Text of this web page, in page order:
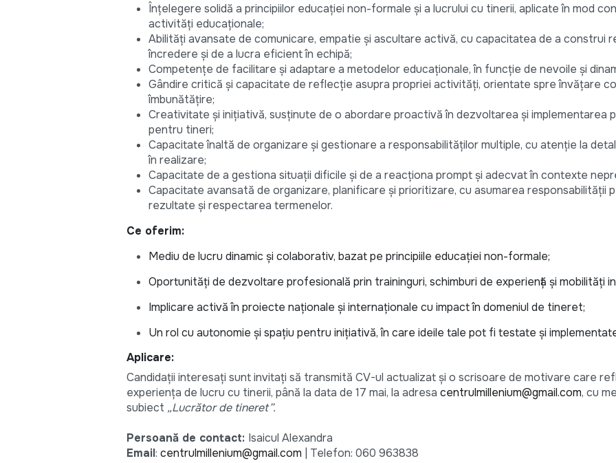
Înțelegere solidă a principiilor educației non-formale și a lucrului cu tinerii, aplicate în mod
activități educaționale;
Abilități avansate de comunicare, empatie și ascultare activă, cu capacitatea de a construi
încredere și de a lucra eficient în echipă;
Competențe de facilitare și adaptare a metodelor educaționale, în funcție de nevoile și
Gândire critică și capacitate de reflecție asupra propriei activități, orientate spre învățare
îmbunătățire;
Creativitate și inițiativă, susținute de o abordare proactivă în dezvoltarea și implementarea
pentru tineri;
Capacitate înaltă de organizare și gestionare a responsabilităților multiple, cu atenție la
în realizare;
Capacitate de a gestiona situații dificile și de a reacționa prompt și adecvat în contexte
Capacitate avansată de organizare, planificare și prioritizare, cu asumarea responsabilității
rezultate și respectarea termenelor.
Ce oferim:
Mediu de lucru dinamic și colaborativ, bazat pe principiile educației non-formale;
Oportunități de dezvoltare profesională prin traininguri, schimburi de experiență și mobilități
Implicare activă în proiecte naționale și internaționale cu impact în domeniul de tineret;
Un rol cu autonomie și spațiu pentru inițiativă, în care ideile tale pot fi testate și
Aplicare:
Candidații interesați sunt invitați să transmită CV-ul actualizat și o scrisoare de motivare care
experiența de lucru cu tinerii, până la data de 17 mai, la adresa centrulmillenium@gmail.com, cu
subiect „Lucrător de tineret”.
Persoană de contact: Isaicul Alexandra
Email: centrulmillenium@gmail.com | Telefon: 060 963838